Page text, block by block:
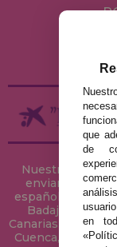
Nuestra tienda
enviamos tus
español: Álava,
Badajoz,
Canarias,
Cuenca, Gerona,
que
de
en